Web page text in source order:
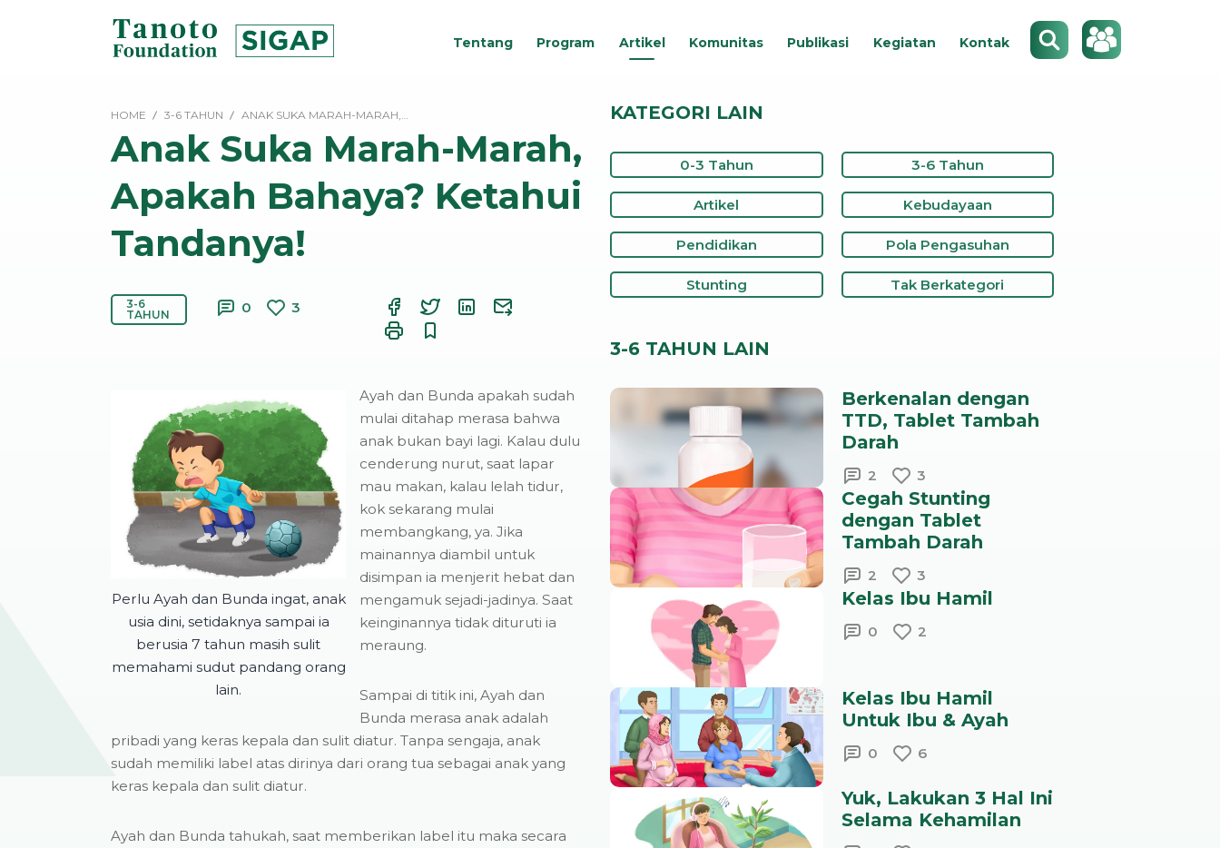
|
Foundation
Tentang Program Artikel Komunitas Publikasi Kegiatan Kontak
Search
HOME 3-6 TAHUN ANAK SUKA MARAH-MARAH,…
Anak Suka Marah-Marah,
Apakah Bahaya? Ketahui
Tandanya!
3-6
TAHUN
0 3
Perlu Ayah dan Bunda ingat, anak
usia dini, setidaknya sampai ia
berusia 7 tahun masih sulit
memahami sudut pandang orang
lain.
Ayah dan Bunda apakah sudah
mulai ditahap merasa bahwa
anak bukan bayi lagi. Kalau dulu
cenderung nurut, saat lapar
mau makan, kalau lelah tidur,
kok sekarang mulai
membangkang, ya. Jika
mainannya diambil untuk
disimpan ia menjerit hebat dan
mengamuk sejadi-jadinya. Saat
keinginannya tidak dituruti ia
meraung.
Sampai di titik ini, Ayah dan
Bunda merasa anak adalah
pribadi yang keras kepala dan sulit diatur. Tanpa sengaja, anak
sudah memiliki label atas dirinya dari orang tua sebagai anak yang
keras kepala dan sulit diatur.
Ayah dan Bunda tahukah, saat memberikan label itu maka secara
KATEGORI LAIN
0-3 Tahun 3-6 Tahun
Artikel Kebudayaan
Pendidikan Pola Pengasuhan
Stunting Tak Berkategori
3-6 TAHUN LAIN
Berkenalan dengan
TTD, Tablet Tambah
Darah
2 3
Cegah Stunting
dengan Tablet
Tambah Darah
2 3
Kelas Ibu Hamil
0 2
Kelas Ibu Hamil
Untuk Ibu & Ayah
0 6
Yuk, Lakukan 3 Hal Ini
Selama Kehamilan